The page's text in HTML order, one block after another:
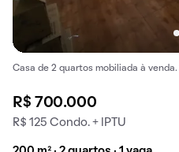
Casa de 2 quartos mobiliada à venda.
R$ 700.000
R$ 125 Condo. + IPTU